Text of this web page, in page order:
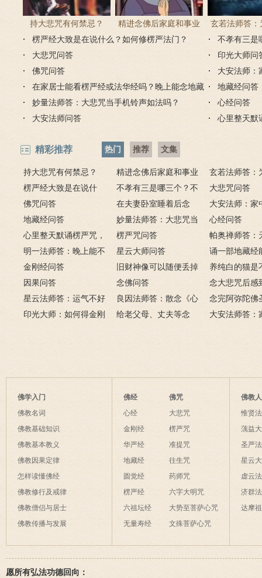
持大悲咒有何禁忌？
精进念佛后家庭和事业
为何会出现很多逆缘？
玄若法师答：
里持大悲咒
楞严经大致是在说什么？如何修楞严法门？
不孝有三是
大悲咒问答
印光大师问
佛咒问答
大安法师：
在家居士能看楞严经或法华经吗？晚上能念地藏
经吗？
地藏经问答
妙量法师答：大悲咒当手机铃声如法吗？
心经问答
大安法师问答
心里整天默
精彩推荐 热门 推荐 文集
持大悲咒有何禁忌？
精进念佛后家庭和事业
为何会出现很多逆缘？
玄若法师答：
里持大悲咒会
楞严经大致是在说什
么？如何修楞严法门？
不孝有三是哪三个？不
孝有三的含义是什么？
大悲咒问答
佛咒问答
在夫妻卧室睡着后念
佛，有罪吗？
大安法师：家
佛像应如何摆
地藏经问答
妙量法师答：大悲咒当
手机铃声如法吗？
心经问答
心里整天默诵楞严咒，
方式对不对？
楞严咒问答
帕奥禅师答：
阳眼的人是否
禅法？
明一法师答：晚上能不
能上香？为什么拜佛会
哭？这是流泪佛？
星云大师问答
诵一部地藏经
向给在世去世
吗？
金刚经问答
旧财神像可以随便丢掉
吗？该怎么处理？
养纯白的猫是
祥？
因果问答 念佛问答
念大悲咒后感
朵莲花盛开，
吗？
星云法师答：运气不好
时如何转运？
良因法师答：散念《心
经》将近一年，改念《地
念完阿弥陀佛
是否需要回向
印光大师：如何得金刚
给老父母、丈夫等念
大安法师答：
佛学入门
佛教名词
佛教基础知识
佛教基本教义
佛教因果定律
怎样读懂佛经
佛教修行及戒律
佛教僧侣与居士
佛教传播与发展
佛经
心经
金刚经
华严经
地藏经
圆觉经
楞严经
六祖坛经
无量寿经
佛咒
大悲咒
楞严咒
准提咒
往生咒
药师咒
六字大明咒
大势至菩萨心咒
文殊菩萨心咒
佛教
惟贤
蕅益
圣严
星云
虚云
济群
达摩
愿所有弘法功德回向：